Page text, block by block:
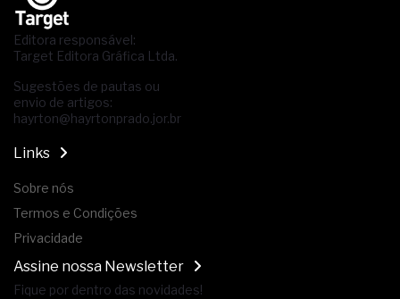
Editora responsável:
Target Editora Gráfica Ltda.
Sugestões de pautas ou
envio de artigos:
hayrton@hayrtonprado.jor.br
Links
Sobre nós
Termos e Condições
Privacidade
Assine nossa Newsletter
Fique por dentro das novidades!